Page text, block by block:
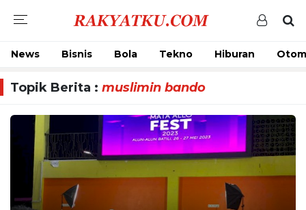
News Bisnis Bola Tekno Hiburan
Topik Berita : muslimin bando